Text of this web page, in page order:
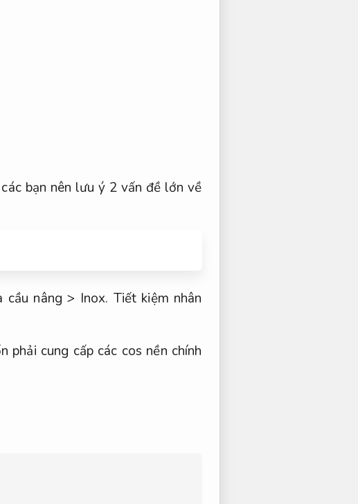
bạn nên lưu ý 2 vấn đề lớn về
cầu nâng > Inox. Tiết kiệm nhân
phải cung cấp các cos nền chính